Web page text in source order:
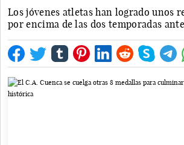
Los jóvenes atletas han logrado unos
por encima de las dos temporadas